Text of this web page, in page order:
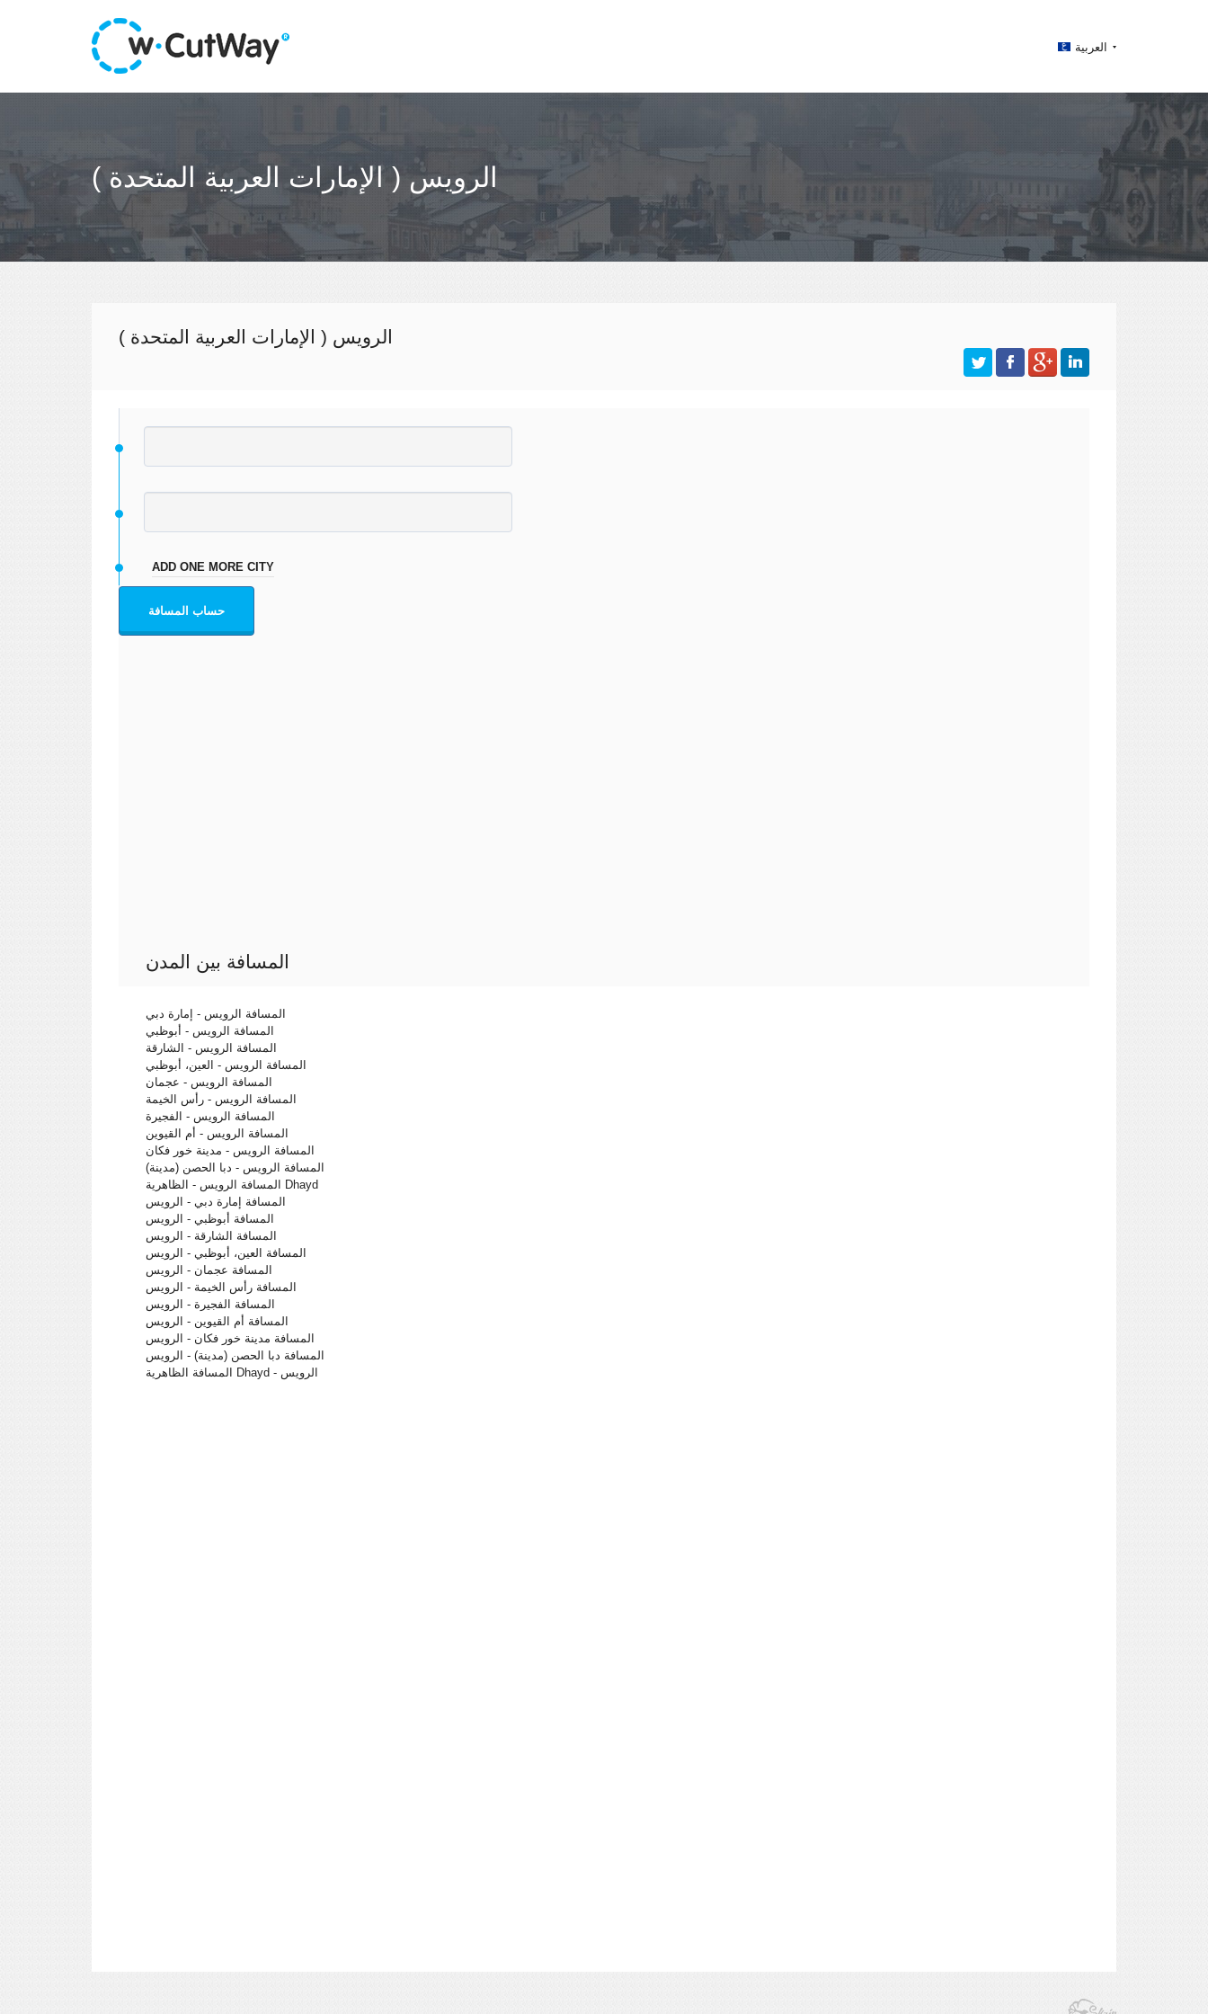
العربية
الرويس ( الإمارات العربية المتحدة )
الرويس ( الإمارات العربية المتحدة )
ADD ONE MORE CITY
حساب المسافة
المسافة بين المدن
المسافة الرويس - إمارة دبي
المسافة الرويس - أبوظبي
المسافة الرويس - الشارقة
المسافة الرويس - العين، أبوظبي
المسافة الرويس - عجمان
المسافة الرويس - رأس الخيمة
المسافة الرويس - الفجيرة
المسافة الرويس - أم القيوين
المسافة الرويس - مدينة خور فكان
المسافة الرويس - دبا الحصن (مدينة)
المسافة الرويس - الظاهرية Dhayd
المسافة إمارة دبي - الرويس
المسافة أبوظبي - الرويس
المسافة الشارقة - الرويس
المسافة العين، أبوظبي - الرويس
المسافة عجمان - الرويس
المسافة رأس الخيمة - الرويس
المسافة الفجيرة - الرويس
المسافة أم القيوين - الرويس
المسافة مدينة خور فكان - الرويس
المسافة دبا الحصن (مدينة) - الرويس
المسافة الظاهرية Dhayd - الرويس